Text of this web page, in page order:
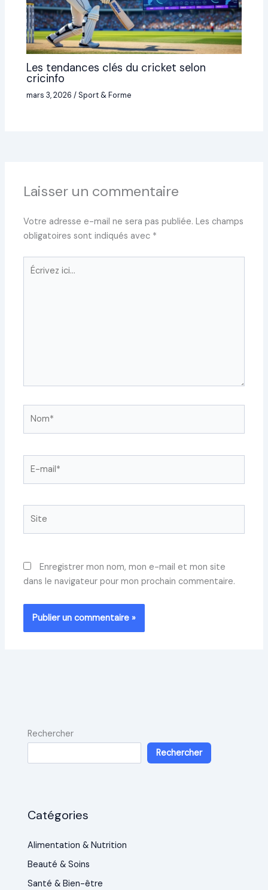
Les tendances clés du cricket selon
cricinfo
mars 3, 2026/Sport & Forme
Laisser un commentaire
Votre adresse e-mail ne sera pas publiée. Les champs
obligatoires sont indiqués avec *
Écrivez
ici…
mail*
Enregistrer mon nom, mon e-mail et mon site
dans le navigateur pour mon prochain commentaire.
Rechercher
Rechercher
Catégories
Alimentation & Nutrition
Beauté & Soins
Santé & Bien-être